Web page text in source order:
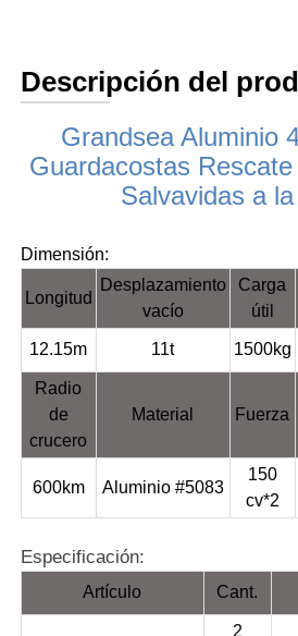
Descripción del
Grandsea Aluminio
Guardacostas
Salvavidas a
Dimensión:
Longitud
Desplazamiento
vacío
Carga
útil
12.15m 11t 1500kg
Radio
de
crucero
Material Fuerza
600km Aluminio #5083
150
cv*2
Especificación:
Artículo Cant.
2